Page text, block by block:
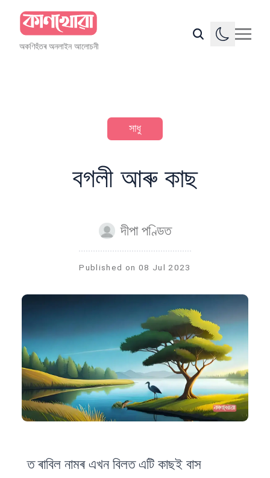
অকণিহঁতৰ অনলাইন আলোচনী
সাধু
বগলী আৰু কাছ
দীপা পণ্ডিত
Published on 08 Jul 2023
তৰাবিল নামৰ এখন বিলত এটি কাছই বাস